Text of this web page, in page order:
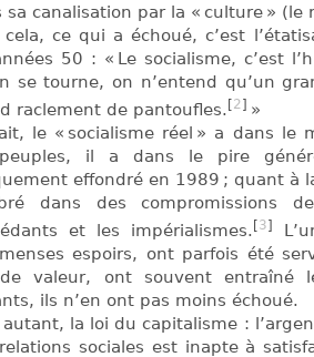
sa canalisation par la « culture » (le
cela, ce qui a échoué, c’est
50 : « Le socialisme, c’est
se tourne, on n’entend qu’un
raclement de pantoufles.[2 ] »
le « socialisme réel » a dans le
il a dans le pire
effondré en 1989 ; quant à
dans des compromissions
et les impérialismes.[3]
espoirs, ont parfois été
valeur, ont souvent entraîné
ils n’en ont pas moins échoué.
autant, la loi du capitalisme :
sociales est inapte à